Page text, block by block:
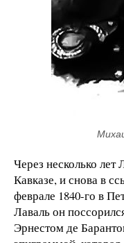
Через несколько лет
Кавказе, и снова в
феврале 1840-го в
Лаваль он
Эрнестом де